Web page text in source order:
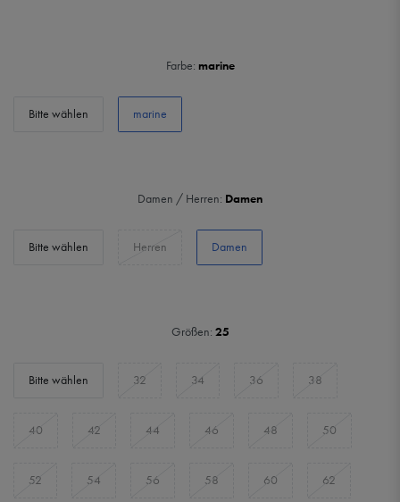
Farbe: marine
Bitte wählen marine
Damen / Herren: Damen
Bitte wählen Herren Damen
Größen: 25
Bitte wählen 32 34 36 38
40 42 44 46 48 50
52 54 56 58 60 62